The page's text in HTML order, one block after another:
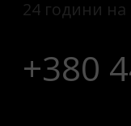
24 години на
+380